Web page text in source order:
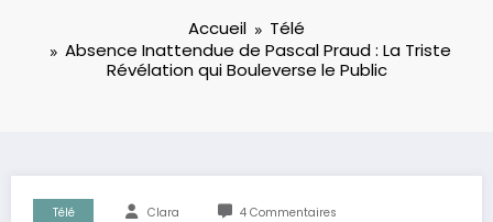
Accueil
Télé
Absence Inattendue de Pascal Praud : La Triste
Révélation qui Bouleverse le Public
Télé Clara 4 Commentaires